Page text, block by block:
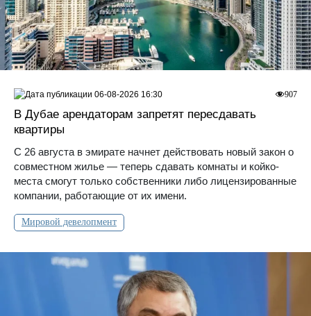
В Дубае арендаторам запретят пересдавать
квартиры
С 26 августа в эмирате начнет действовать новый закон о
совместном жилье — теперь сдавать комнаты и койко-
места смогут только собственники либо лицензированные
компании, работающие от их имени.
Мировой девелопмент
907
06-08-2026 16:30